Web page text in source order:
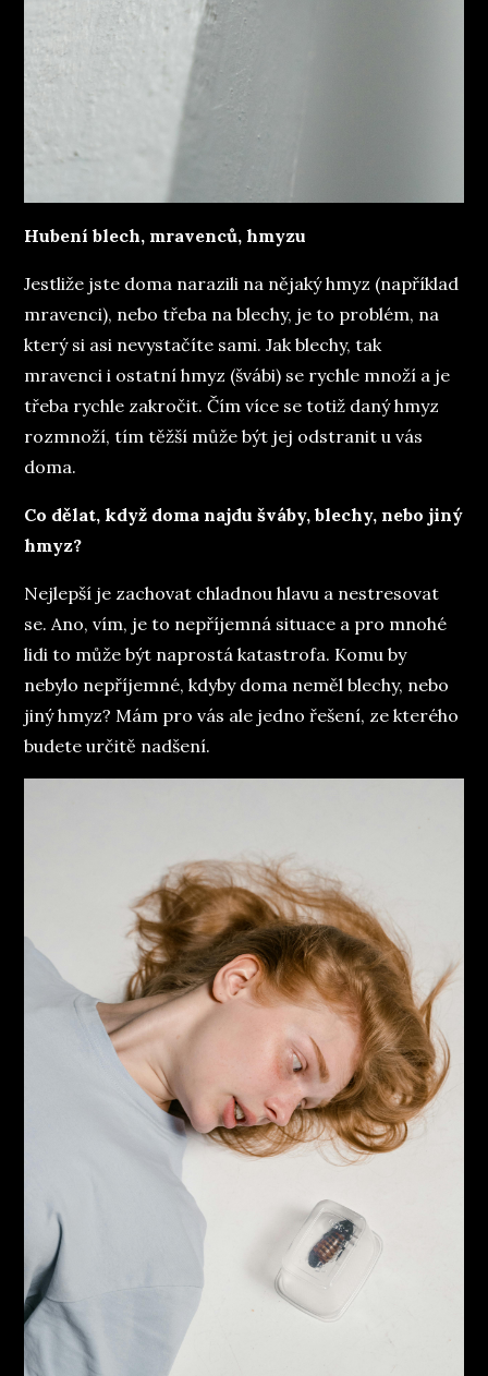
Hubení blech, mravenců, hmyzu
Jestliže jste doma narazili na nějaký hmyz (například
mravenci), nebo třeba na blechy, je to problém, na
který si asi nevystačíte sami. Jak blechy, tak
mravenci i ostatní hmyz (švábi) se rychle množí a je
třeba rychle zakročit. Čím více se totiž daný hmyz
rozmnoží, tím těžší může být jej odstranit u vás
doma.
Co dělat, když doma najdu šváby, blechy, nebo jiný
hmyz?
Nejlepší je zachovat chladnou hlavu a nestresovat
se. Ano, vím, je to nepříjemná situace a pro mnohé
lidi to může být naprostá katastrofa. Komu by
nebylo nepříjemné, kdyby doma neměl blechy, nebo
jiný hmyz? Mám pro vás ale jedno řešení, ze kterého
budete určitě nadšení.